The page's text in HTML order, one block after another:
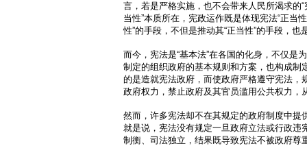
言，若是严格实施，也不会带来人民所渴求的
当性”本质所在，宪政运作既是体现宪法“正当
性”的手段，不但是推动其“正当性”的手段，也
而今，宪法是“基本法”在各国的化身，不仅是
制定的组织政府的基本规则和方案，也构成制
的是造就宪法政府，而使政府严格遵守宪法，
政府权力，禁止政府及其官员滥用公共权力，
然而，许多宪法却不在其规定的政府制度中提
就是说，宪法没有规定一旦政府立法或行政违
制衡、司法独立，结果既导致宪法不被政府尊